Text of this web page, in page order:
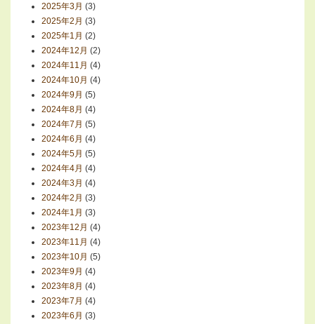
2025年3月 (3)
2025年2月 (3)
2025年1月 (2)
2024年12月 (2)
2024年11月 (4)
2024年10月 (4)
2024年9月 (5)
2024年8月 (4)
2024年7月 (5)
2024年6月 (4)
2024年5月 (5)
2024年4月 (4)
2024年3月 (4)
2024年2月 (3)
2024年1月 (3)
2023年12月 (4)
2023年11月 (4)
2023年10月 (5)
2023年9月 (4)
2023年8月 (4)
2023年7月 (4)
2023年6月 (3)